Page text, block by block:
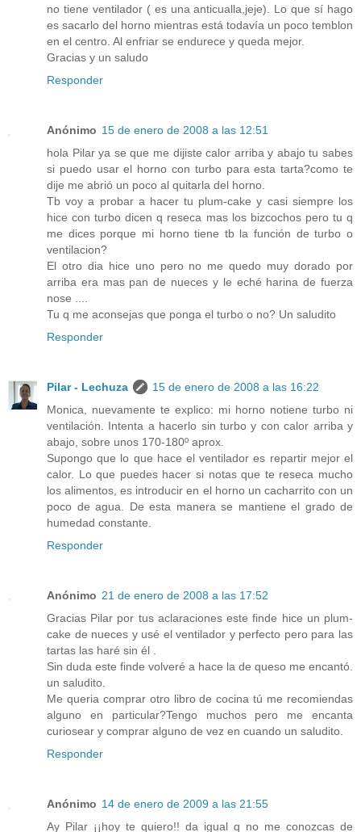
no tiene ventilador ( es una anticualla,jeje). Lo que sí hago
es sacarlo del horno mientras está todavía un poco temblon
en el centro. Al enfriar se endurece y queda mejor.
Gracias y un saludo
Responder
Anónimo 15 de enero de 2008 a las 12:51
hola Pilar ya se que me dijiste calor arriba y abajo tu sabes
si puedo usar el horno con turbo para esta tarta?como te
dije me abrió un poco al quitarla del horno.
Tb voy a probar a hacer tu plum-cake y casi siempre los
hice con turbo dicen q reseca mas los bizcochos pero tu q
me dices porque mi horno tiene tb la función de turbo o
ventilacion?
El otro dia hice uno pero no me quedo muy dorado por
arriba era mas pan de nueces y le eché harina de fuerza
nose ....
Tu q me aconsejas que ponga el turbo o no? Un saludito
Responder
Pilar - Lechuza
15 de enero de 2008 a las 16:22
Monica, nuevamente te explico: mi horno notiene turbo ni
ventilación. Intenta a hacerlo sin turbo y con calor arriba y
abajo, sobre unos 170-180º aprox.
Supongo que lo que hace el ventilador es repartir mejor el
calor. Lo que puedes hacer si notas que te reseca mucho
los alimentos, es introducir en el horno un cacharrito con un
poco de agua. De esta manera se mantiene el grado de
humedad constante.
Responder
Anónimo 21 de enero de 2008 a las 17:52
Gracias Pilar por tus aclaraciones este finde hice un plum-
cake de nueces y usé el ventilador y perfecto pero para las
tartas las haré sin él .
Sin duda este finde volveré a hace la de queso me encantó.
un saludito.
Me queria comprar otro libro de cocina tú me recomiendas
alguno en particular?Tengo muchos pero me encanta
curiosear y comprar alguno de vez en cuando un saludito.
Responder
Anónimo 14 de enero de 2009 a las 21:55
Ay Pilar ¡¡hoy te quiero!! da igual q no me conozcas de